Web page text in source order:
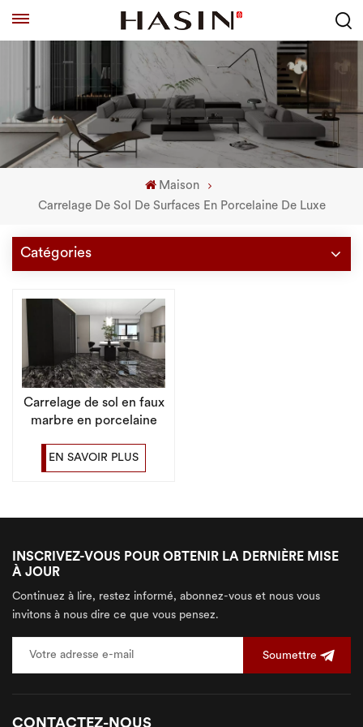
Maison
Carrelage De Sol De Surfaces En Porcelaine De Luxe
Catégories
Carrelage de sol en faux
marbre en porcelaine
pierre de luxe de haute
qualité
EN SAVOIR PLUS
INSCRIVEZ-VOUS POUR OBTENIR LA DERNIÈRE MISE
À JOUR
Continuez à lire, restez informé, abonnez-vous et nous vous
invitons à nous dire ce que vous pensez.
Soumettre